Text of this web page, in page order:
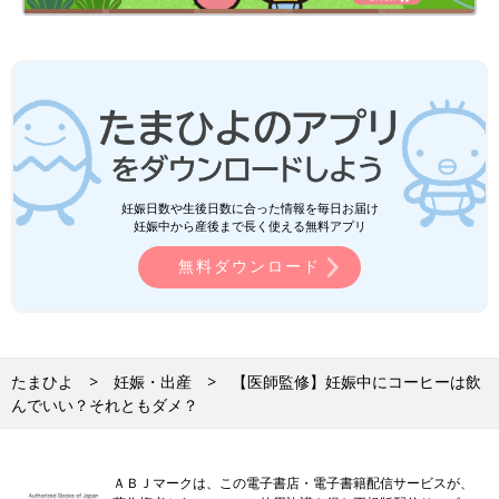
妊娠日数や生後日数に合った情報を毎日お届け
妊娠中から産後まで長く使える無料アプリ
無料ダウンロード
たまひよ 妊娠・出産
【医師監修】妊娠中にコーヒーは飲
んでいい？それともダメ？
ＡＢＪマークは、この電子書店・電子書籍配信サービスが、